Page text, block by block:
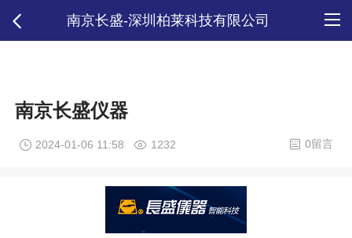
南京长盛-深圳柏莱科技有限公司
南京长盛仪器
2024-01-06 11:58 1232 0留言